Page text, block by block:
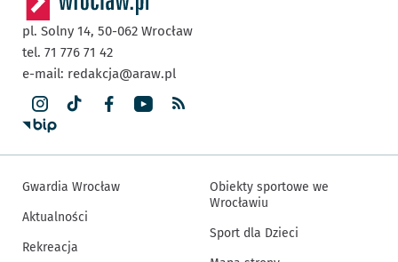
pl. Solny 14, 50-062 Wrocław
tel. 71 776 71 42
e-mail: redakcja@araw.pl
Gwardia Wrocław
Aktualności
Rekreacja
Obiekty sportowe we
Wrocławiu
Sport dla Dzieci